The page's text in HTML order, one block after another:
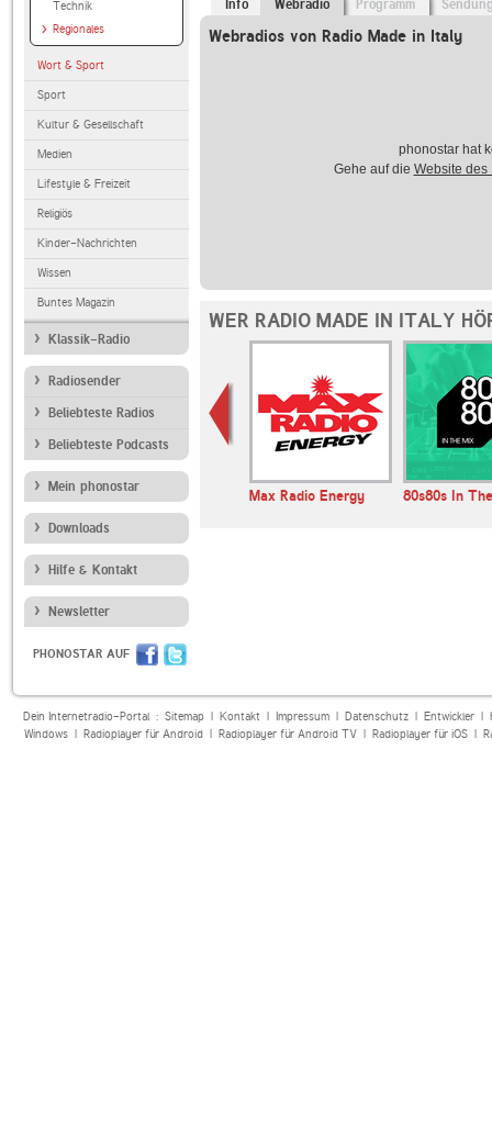
Technik
Regionales
Wort & Sport
Sport
Kultur & Gesellschaft
Medien
Lifestyle & Freizeit
Religiös
Kinder-Nachrichten
Wissen
Buntes Magazin
Klassik-Radio
Radiosender
Beliebteste Radios
Beliebteste Podcasts
Mein phonostar
Downloads
Hilfe & Kontakt
Newsletter
PHONOSTAR AUF
Info Webradio Programm
Webradios von Radio Made in Italy
phonostar hat
Gehe auf die Website des
WER RADIO MADE IN ITALY
Max Radio Energy 80s80s In
Dein Internetradio-Portal : Sitemap| Kontakt| Impressum| Datenschutz| Entwickler|
Windows| Radioplayer für Android| Radioplayer für Android TV| Radioplayer für iOS|